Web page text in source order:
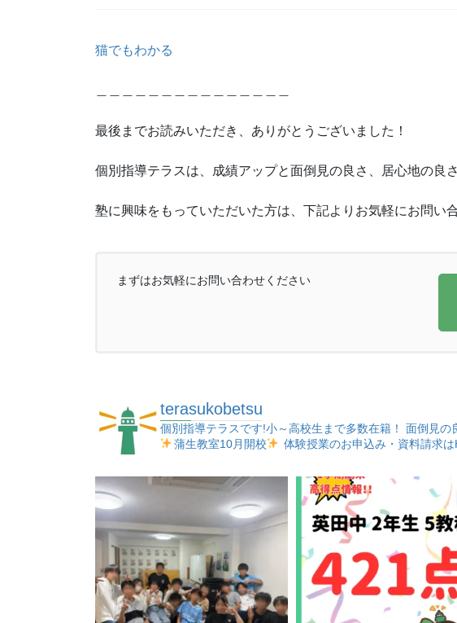
猫でもわかる
最後までお読みいただき、ありがとうございました！
個別指導テラスは、成績アップと面倒見の良さ、居心地の良
塾に興味をもっていただいた方は、下記よりお気軽にお問い
まずはお気軽にお問い合わせください
terasukobetsu
個別指導テラスです!小～高校生まで多数在籍！
面倒見の
蒲生教室10月開校
体験授業のお申込み・資料請求